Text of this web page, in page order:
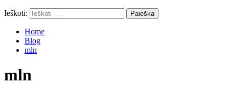
Ieškoti:
Home
Blog
mln
mln